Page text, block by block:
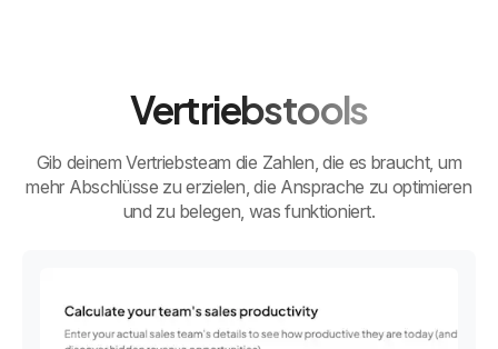
Vertriebstools
Gib deinem Vertriebsteam die Zahlen, die es braucht, um
mehr Abschlüsse zu erzielen, die Ansprache zu optimieren
und zu belegen, was funktioniert.